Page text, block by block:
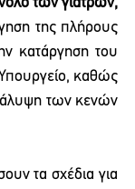
της πλήρους
κατάργηση του
καθώς
των κενών
τα σχέδια για